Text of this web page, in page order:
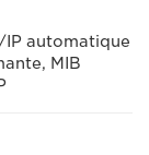
IP automatique
MIB